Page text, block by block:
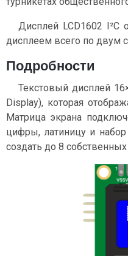
Дисплей LCD1602 I²C
дисплеем всего по двум
Подробности
Текстовый дисплей
Display), которая
Матрица экрана
цифры, латиницу и
создать до 8